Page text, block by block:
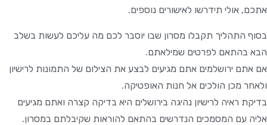
אתכם, אולי תידרשו לאישורים נוספים.
בסוף התהליך תקבלו מסרון שבו יוסבר לכם מה עליכם לעשות בשלב
הבא בהתאם לפרטים שמילאתם.
אם אתם ירושלמים אתם מגיעים לבצע את הצילום של התמונות לרישיון
ולאחר מכן הולכים אל חנות האופטיקה.
בדיקת ראיה לרישיון נהיגה בירושלים היא בדיקה קצרה ואתם מגיעים
אליה עם המסמכים הנדרשים בהתאם להוראות שקיבלתם במסרון.